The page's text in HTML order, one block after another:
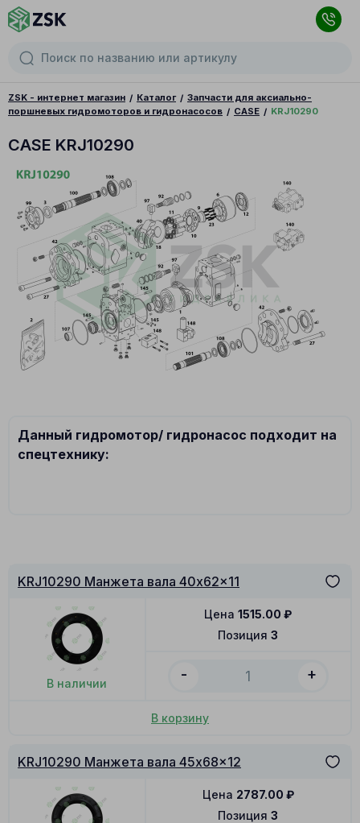
ZSK - интернет магазин Каталог
Запчасти для аксиально-
поршневых гидромоторов и гидронасосов
CASE KRJ10290
CASE KRJ10290
Данный гидромотор/ гидронасос подходит на
спецтехнику:
KRJ10290 Манжета вала 40x62x11
В наличии
Позиция 3
Цена 1515.00 ₽
- +
В корзину
KRJ10290 Манжета вала 45x68x12
Позиция 3
Цена 2787.00 ₽